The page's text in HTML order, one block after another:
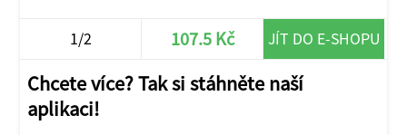
1/2 107.5 Kč JÍT DO E-SHOPU
Chcete více? Tak si stáhněte naší
aplikaci!